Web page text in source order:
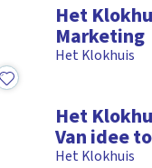
Het
Marketing
Het Klokhuis
Het
Van idee
Het Klokhuis